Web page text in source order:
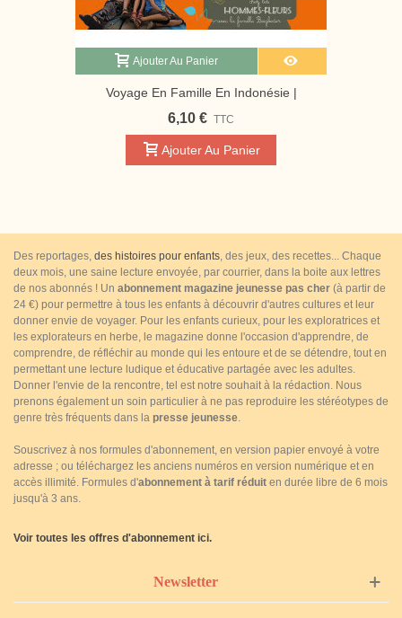
Ajouter Au Panier
Voyage En Famille En Indonésie |
Magazine Jeunesse Cram Cram
6,10 € TTC
Ajouter Au Panier
Des reportages, des histoires pour enfants, des jeux, des recettes... Chaque
deux mois, une saine lecture envoyée, par courrier, dans la boite aux lettres
de nos abonnés ! Un abonnement magazine jeunesse pas cher (à partir de
24 €) pour permettre à tous les enfants à découvrir d'autres cultures et leur
donner envie de voyager. Pour les enfants curieux, pour les exploratrices et
les explorateurs en herbe, le magazine donne l'occasion d'apprendre, de
comprendre, de réfléchir au monde qui les entoure et de se détendre, tout en
permettant une lecture ludique et éducative partagée avec les adultes.
Donner l'envie de la rencontre, tel est notre souhait à la rédaction. Nous
prenons également un soin particulier à ne pas reproduire les stéréotypes de
genre très fréquents dans la presse jeunesse.
Souscrivez à nos formules d'abonnement, en version papier envoyé à votre
adresse ; ou téléchargez les anciens numéros en version numérique et en
accès illimité. Formules d'abonnement à tarif réduit en durée libre de 6 mois
jusqu'à 3 ans.
Voir toutes les offres d'abonnement ici.
Newsletter